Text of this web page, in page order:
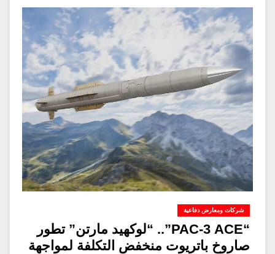
شركات ومعارض دفاعية
“PAC-3 ACE”.. “لوكهيد مارتن” تطور
صاروخ باتريوت منخفض التكلفة لمواجهة